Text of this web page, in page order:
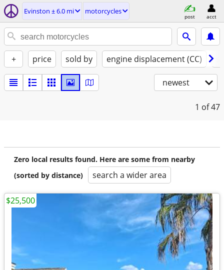
Evinston ± 6.0 mi motorcycles
post acct
+ price sold by engine displacement (CC)
newest
1 of 47
Zero local results found. Here are some from nearby
(sorted by distance)
search a wider area
$25,500